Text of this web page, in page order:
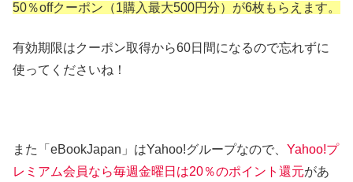
50％offクーポン（1購入最大500円分）が6枚もらえます。
有効期限はクーポン取得から60日間になるので忘れずに
使ってくださいね！
また「eBookJapan」はYahoo!グループなので、 Yahoo!プ
レミアム会員なら毎週金曜日は20％のポイント還元があ